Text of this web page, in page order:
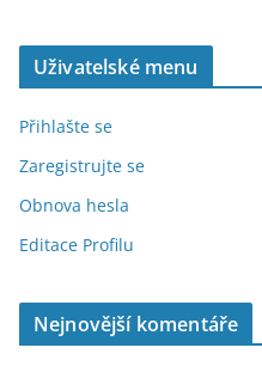
Uživatelské menu
Přihlašte se
Zaregistrujte se
Obnova hesla
Editace Profilu
Nejnovější komentáře